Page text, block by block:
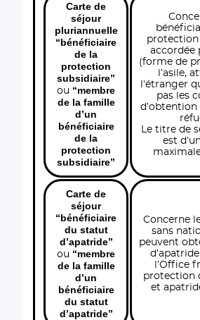
Carte de
séjour
pluriannuelle
“bénéficiaire
de la
protection
subsidiaire”
ou “membre
de la famille
d’un
bénéficiaire
de la
protection
subsidiaire”
protection
accordée
(forme de
l’asile,
l’étranger
pas les
Le titre de
est
Carte de
séjour
“bénéficiaire
du statut
d’apatride”
ou “membre
de la famille
d’un
bénéficiaire
du statut
d’apatride”
Concerne
sans
peuvent
l’Office
protection
et